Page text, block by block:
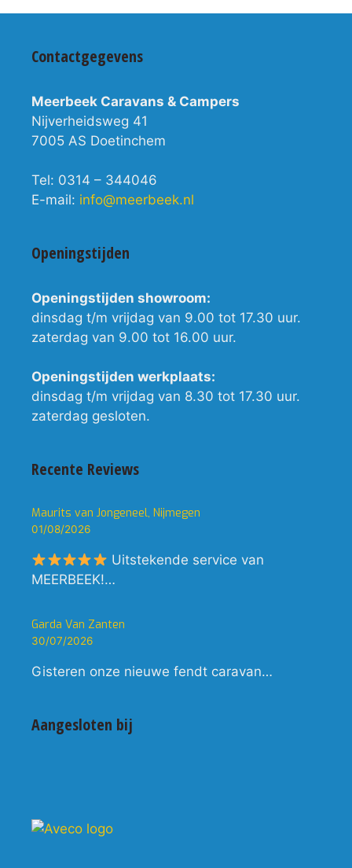
Contactgegevens
Meerbeek Caravans & Campers
Nijverheidsweg 41
7005 AS Doetinchem
Tel: 0314 – 344046
E-mail: info@meerbeek.nl
Openingstijden
Openingstijden showroom:
dinsdag t/m vrijdag van 9.00 tot 17.30 uur.
zaterdag van 9.00 tot 16.00 uur.
Openingstijden werkplaats:
dinsdag t/m vrijdag van 8.30 tot 17.30 uur.
zaterdag gesloten.
Recente Reviews
Maurits van Jongeneel, Nijmegen
01/08/2026
Uitstekende service van
MEERBEEK!…
Garda Van Zanten
30/07/2026
Gisteren onze nieuwe fendt caravan…
Aangesloten bij